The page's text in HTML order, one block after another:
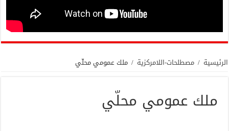
الرئيسية / مصطلحات-اللامركزية / ملك عمومي محلّي
ملك عمومي محلّي